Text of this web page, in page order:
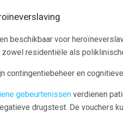
beschikbaar voor
zowel residentiële als
contingentiebeheer en
gebeurtenissen verdienen
drugstest. De vouchers